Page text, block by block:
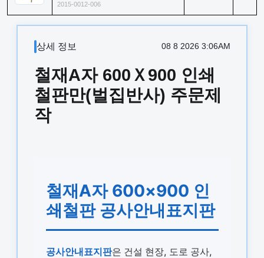
2015-0012-006
상세 정보 08 8 2026 3:06AM
철재A자 600Ｘ900 인쇄
철판만(벌집반사) 주문제
작
철재A자 600×900 인
쇄철판 공사안내표지판
공사안내표지판은 건설 현장, 도로 공사,